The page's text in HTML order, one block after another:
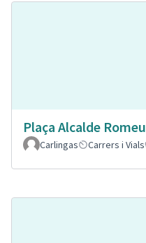
Plaça Alcalde Romeu
Carlingas
Carrers i Vials